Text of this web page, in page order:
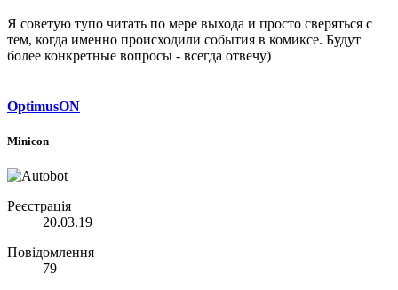
Я советую тупо читать по мере выхода и просто сверяться с
тем, когда именно происходили события в комиксе. Будут
более конкретные вопросы - всегда отвечу)
OptimusON
Minicon
Реєстрація
20.03.19
Повідомлення
79